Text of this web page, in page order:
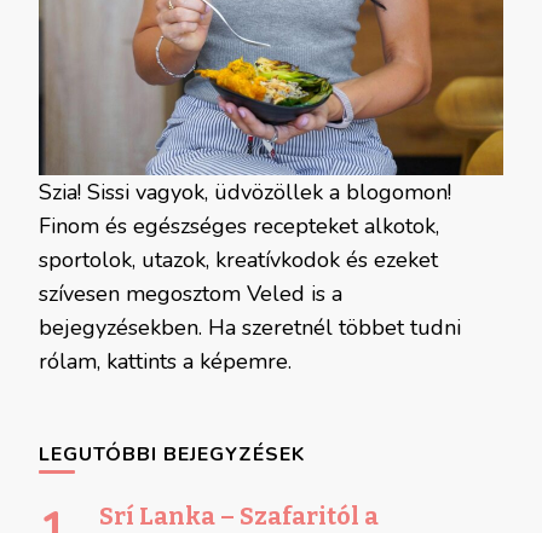
Szia! Sissi vagyok, üdvözöllek a blogomon!
Finom és egészséges recepteket alkotok,
sportolok, utazok, kreatívkodok és ezeket
szívesen megosztom Veled is a
bejegyzésekben. Ha szeretnél többet tudni
rólam, kattints a képemre.
LEGUTÓBBI BEJEGYZÉSEK
Srí Lanka – Szafaritól a